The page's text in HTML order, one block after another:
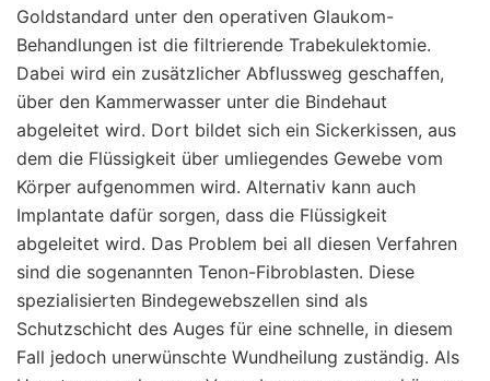
Goldstandard unter den operativen Glaukom-
Behandlungen ist die filtrierende Trabekulektomie.
Dabei wird ein zusätzlicher Abflussweg geschaffen,
über den Kammerwasser unter die Bindehaut
abgeleitet wird. Dort bildet sich ein Sickerkissen, aus
dem die Flüssigkeit über umliegendes Gewebe vom
Körper aufgenommen wird. Alternativ kann auch
Implantate dafür sorgen, dass die Flüssigkeit
abgeleitet wird. Das Problem bei all diesen Verfahren
sind die sogenannten Tenon-Fibroblasten. Diese
spezialisierten Bindegewebszellen sind als
Schutzschicht des Auges für eine schnelle, in diesem
Fall jedoch unerwünschte Wundheilung zuständig. Als